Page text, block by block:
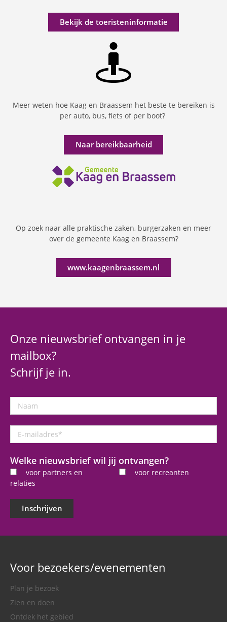
Bekijk de toeristeninformatie
Meer weten hoe Kaag en Braassem het beste te bereiken is
per auto, bus, fiets of per boot?
Naar bereikbaarheid
Op zoek naar alle praktische zaken, burgerzaken en meer
over de gemeente Kaag en Braassem?
www.kaagenbraassem.nl
Onze nieuwsbrief ontvangen in je
mailbox?
Schrijf je in.
Naam
mailadres
Welke nieuwsbrief wil jij ontvangen?
voor partners en
relaties
voor recreanten
Inschrijven
Voor bezoekers/evenementen
Plan je bezoek
Zien en doen
Ontdek het gebied